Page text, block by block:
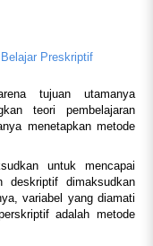
Preskriptif
tujuan utamanya
teori pembelajaran
menetapkan metode
untuk mencapai
deskriptif dimaksudkan
variabel yang diamati
adalah metode